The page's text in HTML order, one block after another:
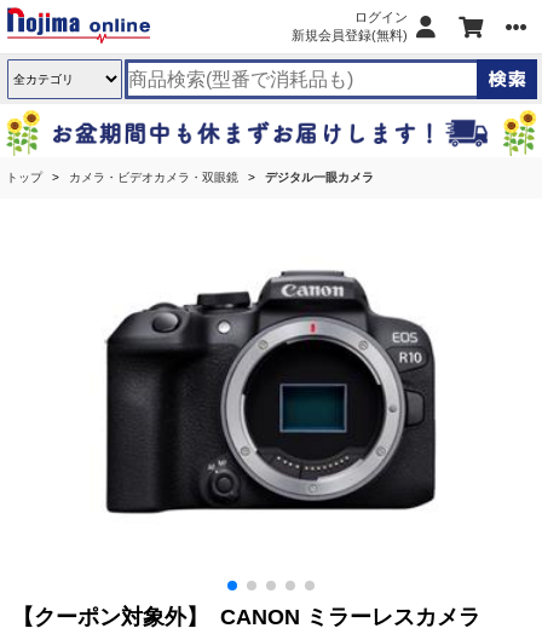
ログイン
新規会員登録(無料)
トップ カメラ・ビデオカメラ・双眼鏡 デジタル一眼カメラ
【クーポン対象外】 CANON ミラーレスカメラ